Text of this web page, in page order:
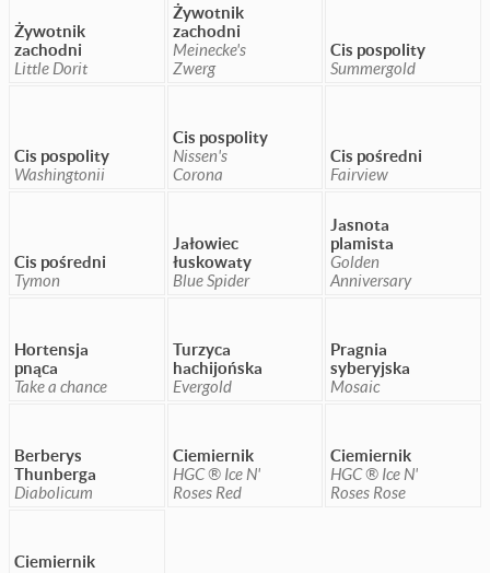
Żywotnik
zachodni
Little Dorit
Żywotnik
zachodni
Meinecke's
Zwerg
Cis pospolity
Summergold
Cis pospolity
Washingtonii
Cis pospolity
Nissen's
Corona
Cis pośredni
Fairview
Cis pośredni
Tymon
Jałowiec
łuskowaty
Blue Spider
Jasnota
plamista
Golden
Anniversary
Hortensja
pnąca
Take a chance
Turzyca
hachijońska
Evergold
Pragnia
syberyjska
Mosaic
Berberys
Thunberga
Diabolicum
Ciemiernik
HGC ® Ice N'
Roses Red
Ciemiernik
HGC ® Ice N'
Roses Rose
Ciemiernik